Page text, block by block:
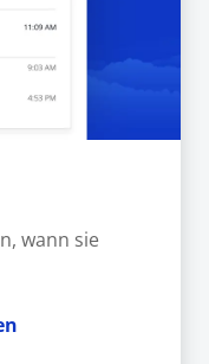
wann sie